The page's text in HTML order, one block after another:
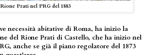
Prati nel PRG del 1883
necessità abitative di Roma, ha inizio la
del Rione Prati di Castello, che ha inizio nel
anche se già il piano regolatore del 1873